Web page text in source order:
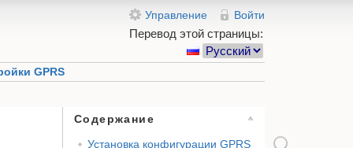
Перевод этой страницы:
Управление Войти
GPRS
Содержание
Установка конфигурации GPRS